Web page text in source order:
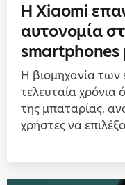
Η Xiaomi
αυτονομία
smartphones
Η βιομηχανία των
τελευταία
της μπαταρίας,
χρήστες να